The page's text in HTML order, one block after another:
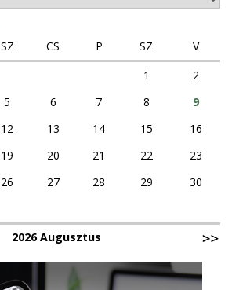
SZ CS P SZ
V
1
2
5 6 7 8
9
12 13 14 15
16
19 20 21 22
23
26 27 28 29
30
2026 Augusztus